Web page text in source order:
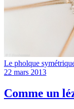
Le pholque
22 mars 2013
Comme un